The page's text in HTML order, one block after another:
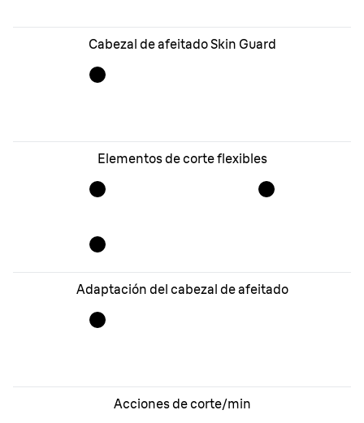
Cabezal de afeitado Skin Guard
Elementos de corte flexibles
Adaptación del cabezal de afeitado
Acciones de corte/min